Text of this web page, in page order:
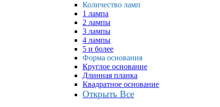
Количество ламп
1 лампа
2 лампы
3 лампы
4 лампы
5 и более
Форма основания
Круглое основание
Длинная планка
Квадратное основание
Открыть Все